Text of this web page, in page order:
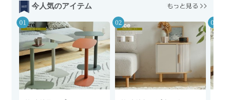
今人気のアイテム